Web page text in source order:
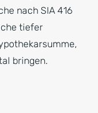
nach SIA 416
tiefer
bringen.